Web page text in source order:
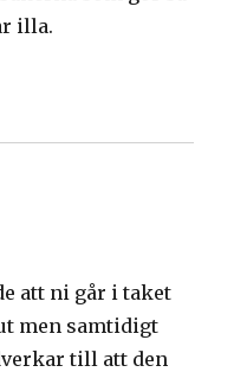
illa.
att ni går i taket
men samtidigt
till att den